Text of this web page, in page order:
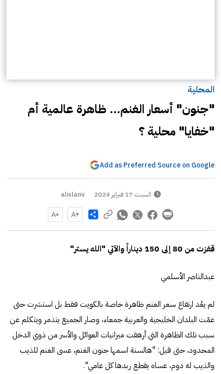
المحلية
"جنون" أسعار الغنم… ظاهرة عالمية أم
"خفايا" محلية ؟
Add as Preferred Source on Google
السبت 17 فبراير 2024 alislami
Share
قفزت من 80 إلى 150 ديناراً والآتي "الله يستر"
عبدالناصر الأسلمي
لم يعُد ارتفاع سعر الغنم ظاهرة خاصة بالكويت فقط بل استشرت حتى
عمّت البلدان الخليجية والعربية جمعاء، وصار الجميع يتذمر ويتكلم عن
سبب تلك الظاهرة التي أرهقت ميزانيات العوائل والأسر من ذوي الدخل
المحدود، حتى قيل: "هالسنة اسمها جنون الغنم، عسى الغنم للذيب
والذيب له دوم، ‏عساه يقطع ربدها كل عامي".